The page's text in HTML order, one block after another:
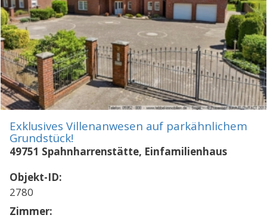
Exklusives Villenanwesen auf parkähnlichem
Grundstück!
49751 Spahnharrenstätte, Einfamilienhaus
Objekt-ID:
2780
Zimmer: